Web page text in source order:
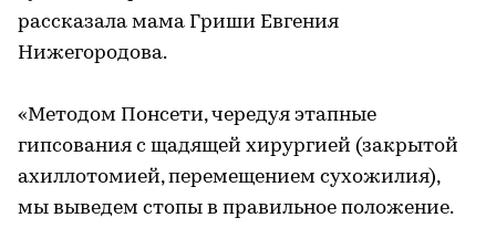
рассказала мама Гриши Евгения
Нижегородова.
«Методом Понсети, чередуя этапные
гипсования с щадящей хирургией (закрытой
ахиллотомией, перемещением сухожилия),
мы выведем стопы в правильное положение.